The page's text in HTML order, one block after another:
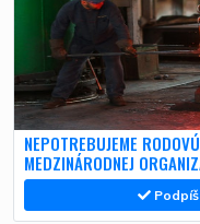
NEPOTREBUJEME
MEDZINÁRODNEJ
Podpíš